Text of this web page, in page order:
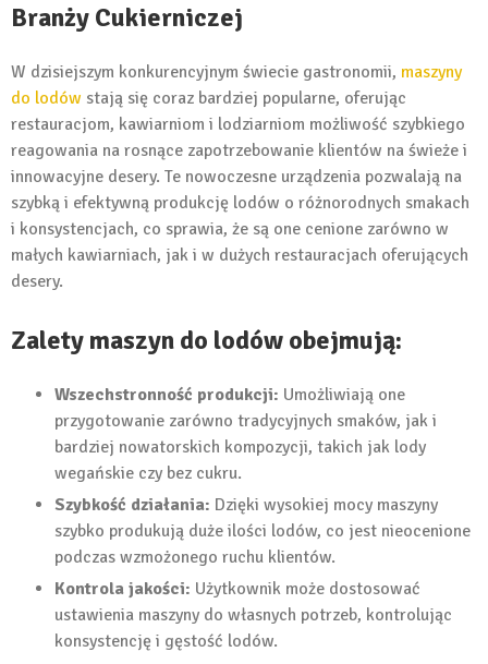
Branży Cukierniczej
W dzisiejszym konkurencyjnym świecie gastronomii, maszyny
do lodów stają się coraz bardziej popularne, oferując
restauracjom, kawiarniom i lodziarniom możliwość szybkiego
reagowania na rosnące zapotrzebowanie klientów na świeże i
innowacyjne desery. Te nowoczesne urządzenia pozwalają na
szybką i efektywną produkcję lodów o różnorodnych smakach
i konsystencjach, co sprawia, że są one cenione zarówno w
małych kawiarniach, jak i w dużych restauracjach oferujących
desery.
Zalety maszyn do lodów obejmują:
Wszechstronność produkcji: Umożliwiają one
przygotowanie zarówno tradycyjnych smaków, jak i
bardziej nowatorskich kompozycji, takich jak lody
wegańskie czy bez cukru.
Szybkość działania: Dzięki wysokiej mocy maszyny
szybko produkują duże ilości lodów, co jest nieocenione
podczas wzmożonego ruchu klientów.
Kontrola jakości: Użytkownik może dostosować
ustawienia maszyny do własnych potrzeb, kontrolując
konsystencję i gęstość lodów.